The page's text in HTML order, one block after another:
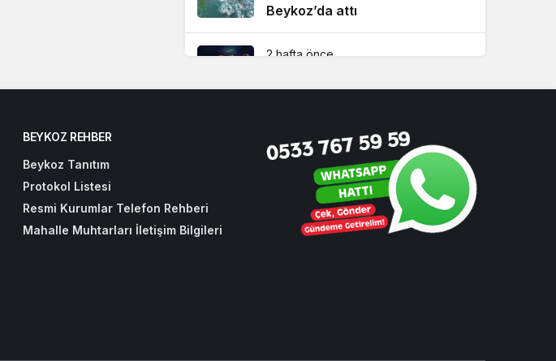
Beykoz’da attı
2 hafta önce
4 hafta önce
Beykoz Başkan Vekili Özlem
Vural Gürzel’den çarpıcı
açıklamalar!
BEYKOZ REHBER
Beykoz Tanıtım
Protokol Listesi
Resmi Kurumlar Telefon Rehberi
Mahalle Muhtarları İletişim Bilgileri